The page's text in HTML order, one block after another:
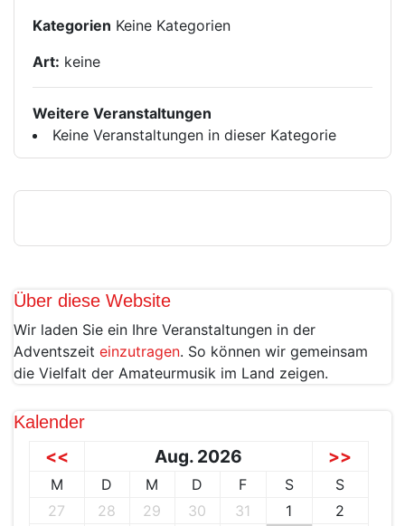
Kategorien Keine Kategorien
Art: keine
Weitere Veranstaltungen
Keine Veranstaltungen in dieser Kategorie
Über diese Website
Wir laden Sie ein Ihre Veranstaltungen in der
Adventszeit einzutragen. So können wir gemeinsam
die Vielfalt der Amateurmusik im Land zeigen.
Kalender
<< Aug. 2026 >>
M D M D F S
S
27
28 29 30 31 1
2